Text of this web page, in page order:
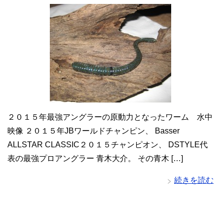
２０１５年最強アングラーの原動力となったワーム 水中
映像 ２０１５年JBワールドチャンピン、 Basser
ALLSTAR CLASSIC２０１５チャンピオン、 DSTYLE代
表の最強プロアングラー 青木大介。 その青木 […]
続きを読む